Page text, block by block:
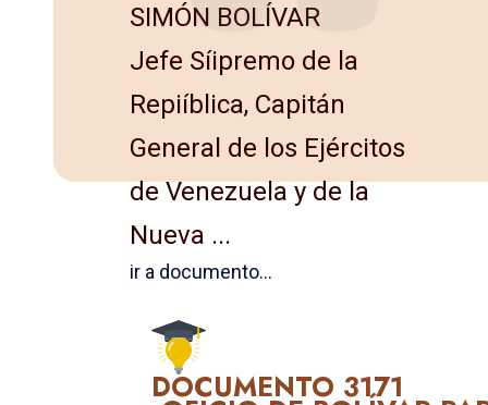
SIMÓN BOLÍVAR
Jefe Síipremo de la
Repiíblica, Capitán
General de los Ejércitos
de Venezuela y de la
Nueva ...
ir a documento...
DOCUMENTO 3171